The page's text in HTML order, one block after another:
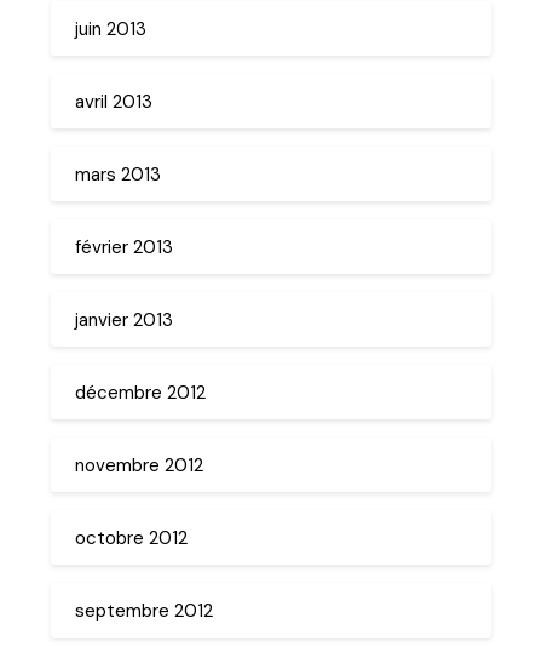
juin 2013
avril 2013
mars 2013
février 2013
janvier 2013
décembre 2012
novembre 2012
octobre 2012
septembre 2012